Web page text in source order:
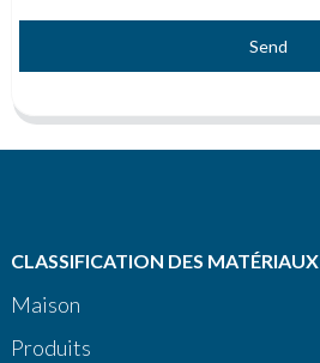
Send
CLASSIFICATION DES MATÉRIAUX
Maison
Produits